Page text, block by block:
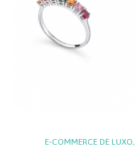
E-COMMERCE DE LUXO,